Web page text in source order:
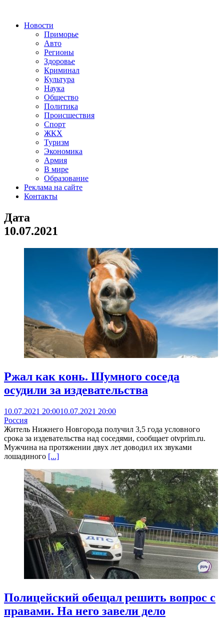
Новости
Приморье
Авто
Регионы
Здоровье
Криминал
Культура
Наука
Общество
Политика
Происшествия
Спорт
ЖКХ
Туризм
Экономика
Армия
В мире
Образование
Реклама на сайте
Контакты
Дата
10.07.2021
Ржал как конь. Шумного соседа
осудили за издевательства
10.07.2021 20:0010.07.2021 20:00
Россия
Житель Нижнего Новгорода получил 3,5 года условного
срока за издевательства над соседями, сообщает otvprim.ru.
Мужчина на протяжении двух лет доводил их звуками
лошадиного [...]
Полицейский обещал решить вопрос с
правами. На него завели дело